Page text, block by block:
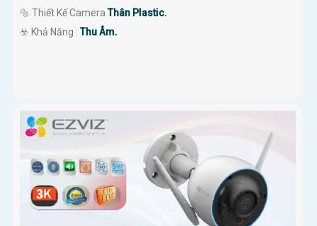
🔩 Thiết Kế CameraThân Plastic.
️☣️ Khả Năng :Thu Âm.